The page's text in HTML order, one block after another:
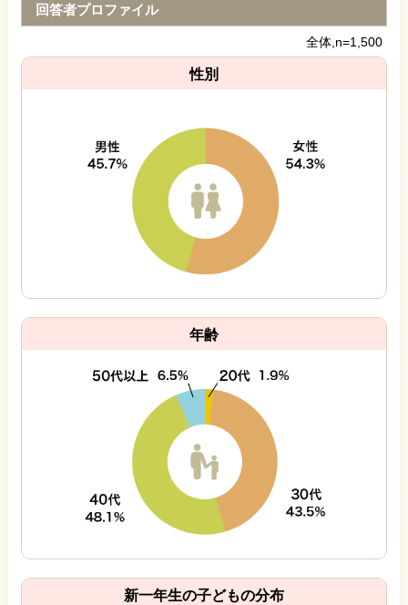
回答者プロファイル
全体,n=1,500
性別
年齢
新一年生の子どもの分布